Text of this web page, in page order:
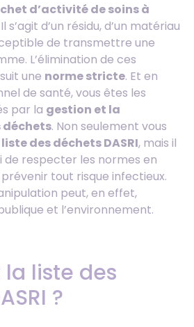
d’activité de soins à
Il s’agit d’un résidu, d’un matériau
de transmettre une
L’élimination de ces
une norme stricte. Et en
de santé, vous êtes les
par la gestion et la
. Non seulement vous
liste des déchets DASRI, mais il
de respecter les normes en
tout risque infectieux.
peut, en effet,
et l’environnement.
liste des
?